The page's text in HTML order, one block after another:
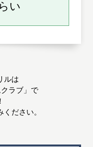
い
ルは
クラブ」で
ださい。